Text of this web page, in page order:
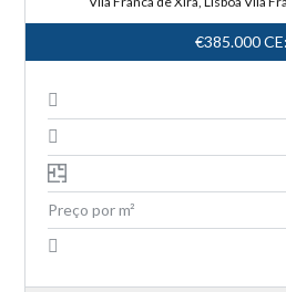
€385.000
Preço por m²